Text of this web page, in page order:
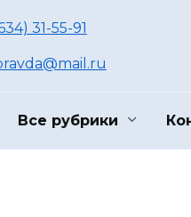
31-55-91
Все рубрики